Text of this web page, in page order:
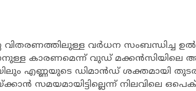
വര്‍ധന സംബന്ധിച്ച
കാരണമെന്ന് വുഡ് മക്കന്‍സിയിലെ
എണ്ണയുടെ ഡിമാന്‍ഡ് ശക്തമായി
സമയമായിട്ടില്ലെന്ന് നിലവിലെ